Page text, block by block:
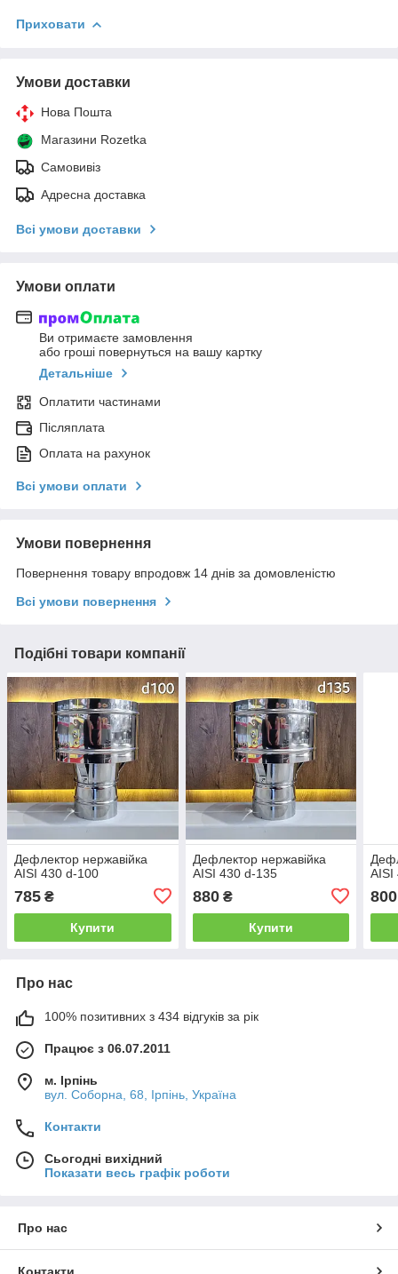
Приховати
Умови доставки
Нова Пошта
Магазини Rozetka
Самовивіз
Адресна доставка
Всі умови доставки
Умови оплати
Ви отримаєте замовлення
або гроші повернуться на вашу картку
Детальніше
Оплатити частинами
Післяплата
Оплата на рахунок
Всі умови оплати
Умови повернення
Повернення товару впродовж 14 днів за домовленістю
Всі умови повернення
Подібні товари компанії
Дефлектор нержавійка
AISI 430 d-100
785 ₴
Купити
Дефлектор нержавійка
AISI 430 d-135
880₴
Купити
AISI
800
Про нас
100% позитивних з 434 відгуків за рік
Працює з 06.07.2011
м. Ірпінь
вул. Соборна, 68, Ірпінь, Україна
Контакти
Сьогодні вихідний
Показати весь графік роботи
Про нас